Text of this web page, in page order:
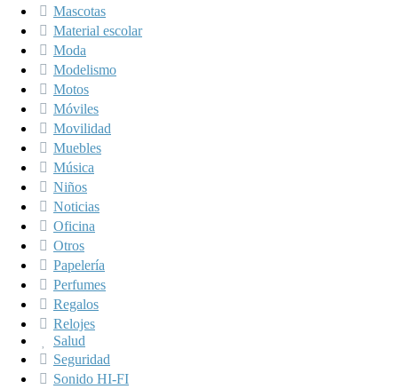
Mascotas
Material escolar
Moda
Modelismo
Motos
Móviles
Movilidad
Muebles
Música
Niños
Noticias
Oficina
Otros
Papelería
Perfumes
Regalos
Relojes
Salud
Seguridad
Sonido HI-FI